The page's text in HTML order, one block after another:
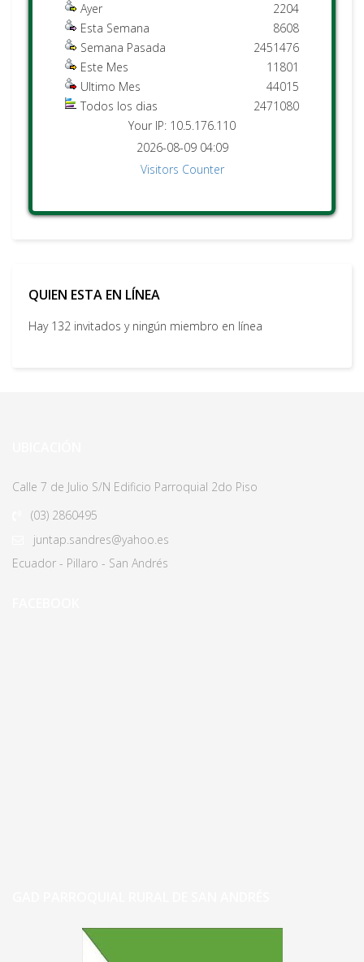
Ayer
Esta Semana
Semana Pasada
Este Mes
Ultimo Mes
Todos los dias
2204
8608
2451476
11801
44015
2471080
Your IP: 10.5.176.110
2026-08-09 04:09
Visitors Counter
QUIEN ESTA EN LÍNEA
Hay 132 invitados y ningún miembro en línea
Calle 7 de Julio S/N Edificio Parroquial 2do Piso
(03) 2860495
juntap.sandres@yahoo.es
Ecuador - Pillaro - San Andrés